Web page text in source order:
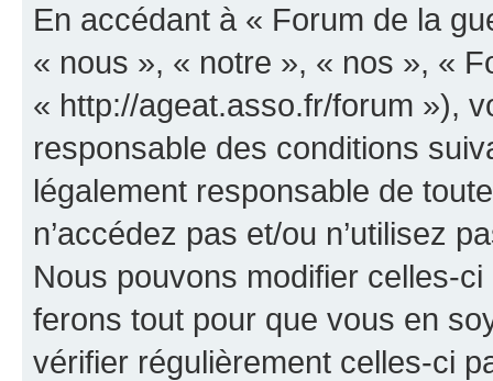
En accédant à « Forum de la
« nous », « notre », « nos », «
« http://ageat.asso.fr/forum »),
responsable des conditions
légalement responsable de
n’accédez pas et/ou n’utilisez
Nous pouvons modifier celles-
ferons tout pour que vous en
vérifier régulièrement celles-ci